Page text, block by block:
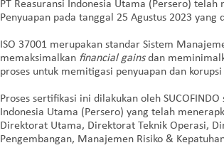
PT Reasuransi Indonesia Utama (Persero)
Penyuapan pada tanggal 25 Agustus 2023 yang
ISO 37001 merupakan standar Sistem
memaksimalkan financial gainsdan
proses untuk memitigasi penyuapan dan
Proses sertifikasi ini dilakukan oleh
Indonesia Utama (Persero) yang telah
Direktorat Utama, Direktorat Teknik Operasi,
Pengembangan, Manajemen Risiko &